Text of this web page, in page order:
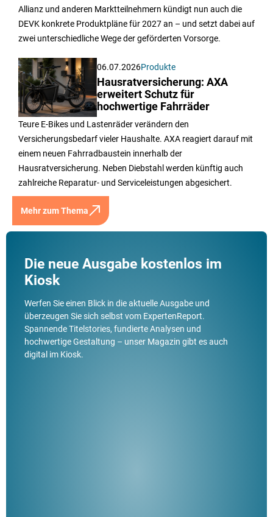
Allianz und anderen Marktteilnehmern kündigt nun auch die
DEVK konkrete Produktpläne für 2027 an – und setzt dabei auf
zwei unterschiedliche Wege der geförderten Vorsorge.
06.07.2026Produkte
Hausratversicherung: AXA
erweitert Schutz für
hochwertige Fahrräder
Teure E-Bikes und Lastenräder verändern den
Versicherungsbedarf vieler Haushalte. AXA reagiert darauf mit
einem neuen Fahrradbaustein innerhalb der
Hausratversicherung. Neben Diebstahl werden künftig auch
zahlreiche Reparatur- und Serviceleistungen abgesichert.
Mehr zum Thema
Die neue Ausgabe kostenlos im
Kiosk
Werfen Sie einen Blick in die aktuelle Ausgabe und
überzeugen Sie sich selbst vom ExpertenReport.
Spannende Titelstories, fundierte Analysen und
hochwertige Gestaltung – unser Magazin gibt es auch
digital im Kiosk.